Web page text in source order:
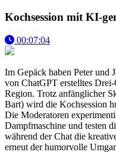
Kochsession mit KI-
00:07:04
Im Gepäck haben Peter und
von ChatGPT erstelltes
Region. Trotz anfänglicher
Bart) wird die Kochsession
Die Moderatoren
Dampfmaschine und testen
während der Chat die
erneut der humorvolle